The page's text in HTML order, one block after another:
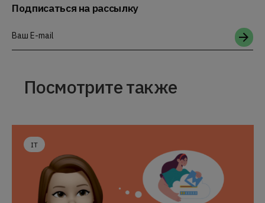
Подписаться на рассылку
Ваш E-mail
Посмотрите также
IT